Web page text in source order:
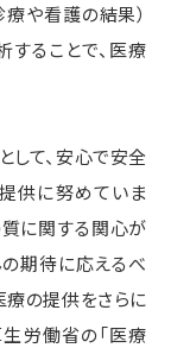
や看護の結果）
することで、医療
して、安心で安全
供に努めていま
質に関する関心が
期待に応えるべ
療の提供をさらに
労働省の「医療